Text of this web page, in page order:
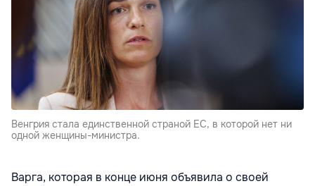
Венгрия стала единственной страной ЕС, в которой нет ни
одной женщины-министра.
Варга, которая в конце июня объявила о своей